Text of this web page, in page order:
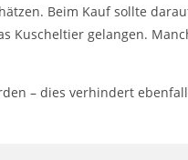
Beim Kauf sollte
Kuscheltier gelangen.
– dies verhindert